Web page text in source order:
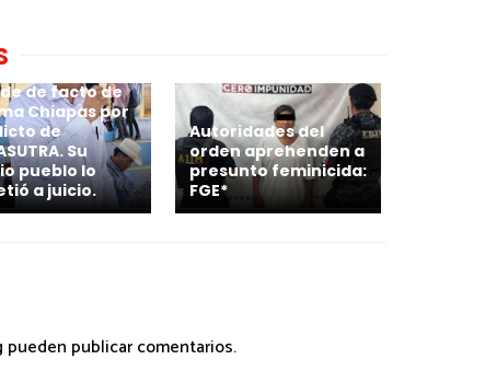
4
de facto de
Chiapas por
de
Su
pueblo lo
a juicio.
Autoridades del
orden aprehenden a
presunto feminicida:
FGE*
publicar comentarios.